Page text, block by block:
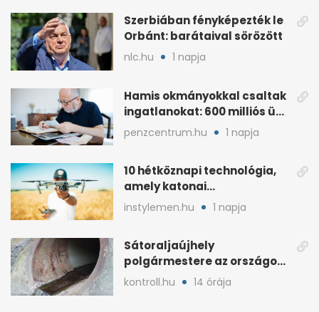
Szerbiában fényképezték le
Orbánt: barátaival sörözött
nlc.hu 1 napja
Hamis okmányokkal csaltak
ingatlanokat: 600 milliós ügy
Pestben
penzcentrum.hu 1 napja
10 hétköznapi technológia,
amely katonai
fejlesztésként indult
instylemen.hu 1 napja
Sátoraljaújhely
polgármestere az országos
hír miatt támadt
kontroll.hu 14 órája